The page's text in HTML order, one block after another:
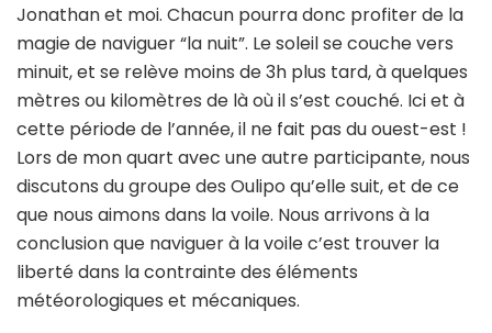
Jonathan et moi. Chacun pourra donc profiter de la
magie de naviguer “la nuit”. Le soleil se couche vers
minuit, et se relève moins de 3h plus tard, à quelques
mètres ou kilomètres de là où il s’est couché. Ici et à
cette période de l’année, il ne fait pas du ouest-est !
Lors de mon quart avec une autre participante, nous
discutons du groupe des Oulipo qu’elle suit, et de ce
que nous aimons dans la voile. Nous arrivons à la
conclusion que naviguer à la voile c’est trouver la
liberté dans la contrainte des éléments
météorologiques et mécaniques.